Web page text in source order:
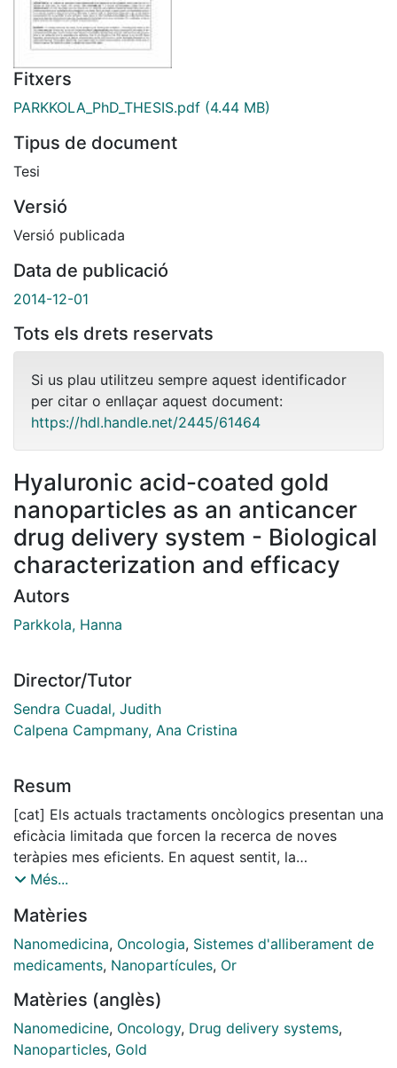
Fitxers
PARKKOLA_PhD_THESIS.pdf (4.44 MB)
Tipus de document
Tesi
Versió
Versió publicada
Data de publicació
2014-12-01
Tots els drets reservats
Si us plau utilitzeu sempre aquest identificador
per citar o enllaçar aquest document:
https://hdl.handle.net/2445/61464
Hyaluronic acid-coated gold
nanoparticles as an anticancer
drug delivery system - Biological
characterization and efficacy
Autors
Parkkola, Hanna
Director/Tutor
Sendra Cuadal, Judith
Calpena Campmany, Ana Cristina
Resum
[cat] Els actuals tractaments oncòlogics presentan una
eficàcia limitada que forcen la recerca de noves
teràpies mes eficients. En aquest sentit, la
nanotecnologia ha generat moltes expectatives.
d’alliberaciò de fârmacs formats per nanopartícules
d’or (AuNP) recobertes amb àcid hialurònic (HA),
dirigit a CD44, una glicoproteïna que es sobreexpresa
Aquest sistema (EDS: Endor Delivery System)
proporciona una plataforma per a la conjugaciò de
diferents fârmacs antitumorals per tal de tractar el
Més...
Matèries
Nanomedicina, Oncologia, Sistemes d'alliberament de
medicaments, Nanopartícules, Or
Matèries (anglès)
Nanomedicine, Oncology, Drug delivery systems,
Nanoparticles, Gold